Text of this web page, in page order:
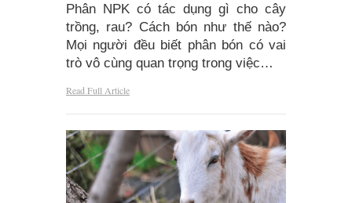
Phân NPK có tác dụng gì cho cây
trồng, rau? Cách bón như thế nào?
Mọi người đều biết phân bón có vai
trò vô cùng quan trọng trong việc…
Read Full Article